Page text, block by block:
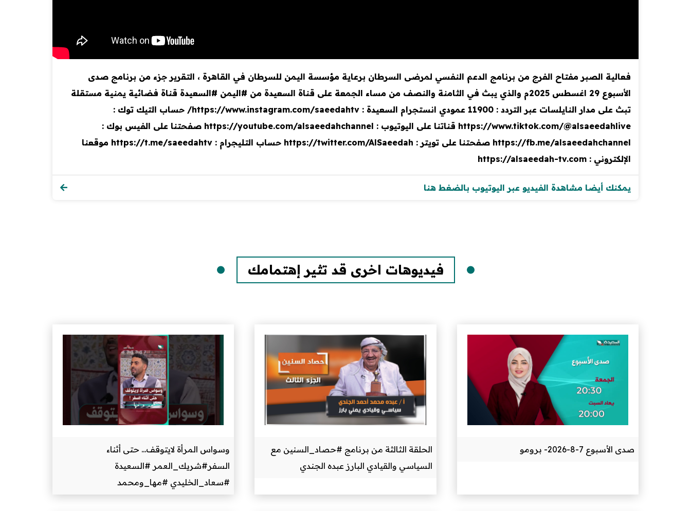
فعالية الصبر مفتاح الفرج من برنامج الدعم النفسي لمرضى السرطان برعاية مؤسسة اليمن للسرطان في القاهرة ، التقرير جزء من برنامج صدى
الأسبوع 29 اغسطس 2025م والذي يبث في الثامنة والنصف من مساء الجمعة على قناة السعيدة من #اليمن #السعيدة قناة فضائية يمنية مستقلة
تبث على مدار النايلسات عبر التردد : 11900 عمودي انستجرام السعيدة : https://www.instagram.com/saeedahtv/ حساب التيك توك :
https://www.tiktok.com/@alsaeedahlive قناتنا على اليوتيوب : https://youtube.com/alsaeedahchannel صفحتنا على الفيس بوك :
https://fb.me/alsaeedahchannel صفحتنا على تويتر : https://twitter.com/AlSaeedah حساب التليجرام : https://t.me/saeedahtv موقعنا
الإلكتروني : https://alsaeedah-tv.com
يمكنك أيضا مشاهدة الفيديو عبر اليوتيوب بالضغط هنا
فيديوهات اخرى قد تثير إهتمامك
صدى الأسبوع 7-8-2026- برومو
الحلقة الثالثة من برنامج #حصاد_السنين مع
السياسي والقيادي البارز عبده الجندي
وسواس المرأة لايتوقف... حتى أثناء
السفر#شريك_العمر #السعيدة
#سعاد_الخليدي #مها_ومحمد